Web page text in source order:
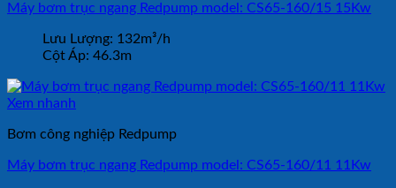
Máy bơm trục ngang Redpump model: CS65-160/15 15Kw
Lưu Lượng: 132m³/h
Cột Áp: 46.3m
Xem nhanh
Bơm công nghiệp Redpump
Máy bơm trục ngang Redpump model: CS65-160/11 11Kw